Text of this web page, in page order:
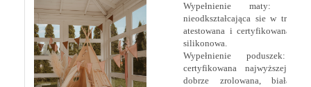
Wypełnienie maty:
nieodkształcająca sie w trakcie
atestowana i certyfikowana
silikonowa.
Wypełnienie poduszek:
certyfikowana najwyższej
dobrze zrolowana, biała